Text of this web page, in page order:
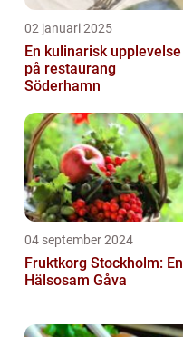
02 januari 2025
En kulinarisk upplevelse
på restaurang
Söderhamn
04 september 2024
Fruktkorg Stockholm: En
Hälsosam Gåva